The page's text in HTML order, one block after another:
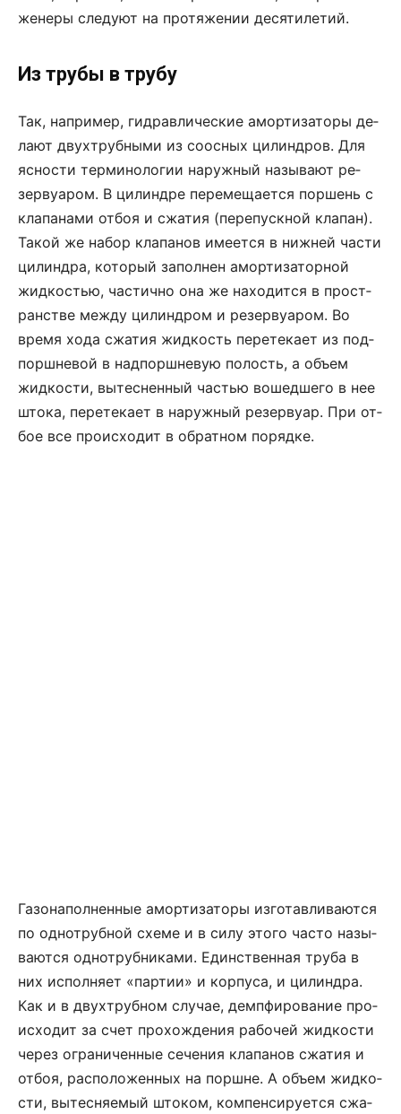
же­не­ры сле­ду­ют на про­тя­же­нии де­ся­ти­ле­тий.
Из трубы в трубу
Так, на­при­мер, ги­д­рав­ли­че­с­кие амор­ти­за­то­ры де­
ла­ют двух­труб­ны­ми из со­ос­ных цилин­д­ров. Для
яс­но­с­ти тер­ми­но­ло­гии на­руж­ный на­зы­ва­ют ре­
зер­ву­а­ром. В ци­лин­д­ре пе­ре­ме­ща­ет­ся пор­шень с
кла­па­на­ми от­боя и сжа­тия (пе­ре­пу­ск­ной кла­пан).
Та­кой же на­бор кла­па­нов име­ет­ся в ниж­ней ча­с­ти
ци­лин­д­ра, ко­то­рый за­пол­нен амор­ти­за­тор­ной
жид­ко­с­тью, ча­с­тич­но она же на­хо­дит­ся в про­ст­
ран­ст­ве меж­ду ци­лин­д­ром и резервуаром. Во
вре­мя хо­да сжа­тия жид­кость пе­ре­те­ка­ет из под­
пор­ш­не­вой в надпоршне­вую по­лость, а объ­ем
жид­ко­с­ти, вы­тес­нен­ный ча­с­тью во­шед­ше­го в нее
штока, пе­ре­те­ка­ет в на­руж­ный ре­зер­ву­ар. При от­
бое все про­ис­хо­дит в об­рат­ном поряд­ке.
Га­зо­на­пол­не­нные амор­ти­за­то­ры из­го­тав­ли­ва­ют­ся
по од­но­труб­ной схе­ме и в си­лу это­го ча­с­то на­зы­
ва­ют­ся од­но­труб­ни­ка­ми. Един­ст­вен­ная тру­ба в
них ис­пол­ня­ет «пар­тии» и кор­пу­са, и ци­лин­д­ра.
Как и в двух­труб­ном слу­чае, дем­пфи­ро­ва­ние про­
ис­хо­дит за счет про­хож­де­ния ра­бо­чей жид­ко­с­ти
че­рез ог­ра­ни­чен­ные се­че­ния кла­па­нов сжа­тия и
отбоя, рас­по­ло­жен­ных на пор­ш­не. А объ­ем жид­ко­
с­ти, вы­тес­ня­е­мый што­ком, компенсиру­ет­ся сжа­